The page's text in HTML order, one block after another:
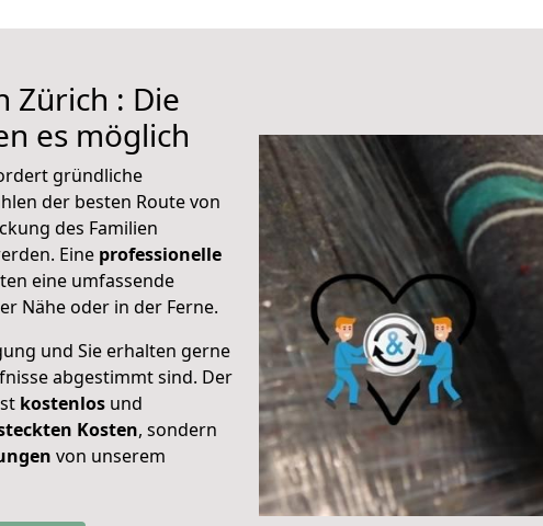
Zürich : Die
es möglich
gründliche
der besten Route von
des Familien
Eine professionelle
eine umfassende
Nähe oder in der Ferne.
und Sie erhalten gerne
abgestimmt sind. Der
kostenlos und
Kosten, sondern
von unserem